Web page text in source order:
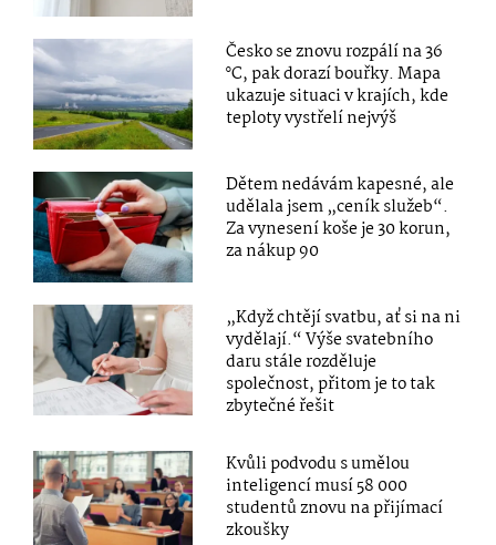
Česko se znovu rozpálí na 36
°C, pak dorazí bouřky. Mapa
ukazuje situaci v krajích, kde
teploty vystřelí nejvýš
Dětem nedávám kapesné, ale
udělala jsem „ceník služeb“.
Za vynesení koše je 30 korun,
za nákup 90
„Když chtějí svatbu, ať si na ni
vydělají.“ Výše svatebního
daru stále rozděluje
společnost, přitom je to tak
zbytečné řešit
Kvůli podvodu s umělou
inteligencí musí 58 000
studentů znovu na přijímací
zkoušky